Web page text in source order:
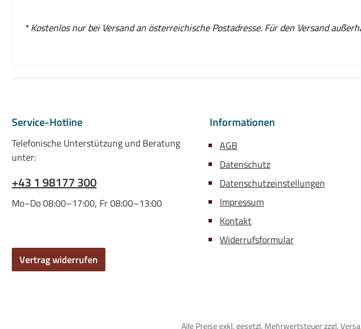
* Kostenlos nur bei Versand an österreichische Postadresse. Für den Versand
Service-Hotline
Telefonische Unterstützung und Beratung
unter:
+43 1 98177 300
Mo–Do 08:00–17:00, Fr 08:00–13:00
Vertrag widerrufen
Informationen
AGB
Datenschutz
Datenschutzeinstellungen
Impressum
Kontakt
Widerrufsformular
Alle Preise exkl. gesetzl. Mehrwertsteuer zzgl.